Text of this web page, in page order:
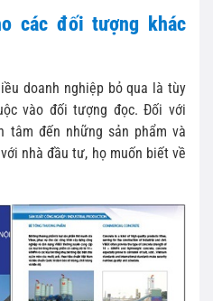
các đối tượng khác
doanh nghiệp bỏ qua là tùy
vào đối tượng đọc. Đối với
tâm đến những sản phẩm và
nhà đầu tư, họ muốn biết về